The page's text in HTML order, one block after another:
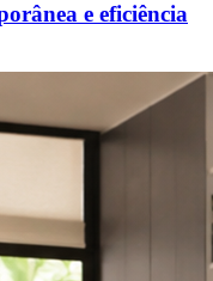
e eficiência